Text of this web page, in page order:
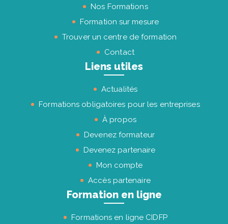
Nos Formations
Formation sur mesure
Trouver un centre de formation
Contact
Liens utiles
Actualités
Formations obligatoires pour les entreprises
À propos
Devenez formateur
Devenez partenaire
Mon compte
Accès partenaire
Formation en ligne
Formations en ligne CIDFP